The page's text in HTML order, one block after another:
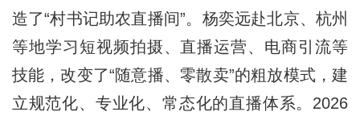
造了“村书记助农直播间”。杨奕远赴北京、杭州
等地学习短视频拍摄、直播运营、电商引流等
技能，改变了“随意播、零散卖”的粗放模式，建
立规范化、专业化、常态化的直播体系。2026